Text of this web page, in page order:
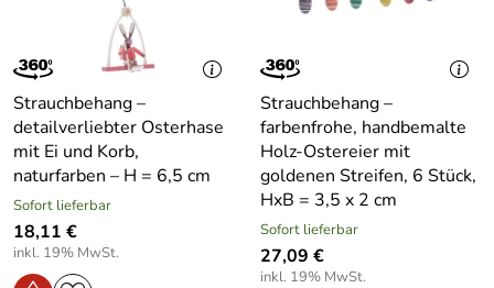
Strauchbehang –
detailverliebter Osterhase
mit Ei und Korb,
naturfarben – H = 6,5 cm
Sofort lieferbar
18,11 €
inkl. 19% MwSt.
Strauchbehang –
farbenfrohe, handbemalte
Holz-Ostereier mit
goldenen Streifen, 6 Stück,
HxB = 3,5 x 2 cm
Sofort lieferbar
27,09 €
inkl. 19% MwSt.